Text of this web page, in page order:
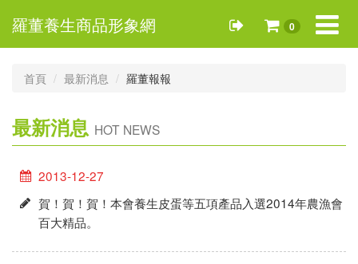
Toggle
羅董養生商品形象網 0
首頁 最新消息 羅董報報
最新消息 HOT NEWS
2013-12-27
賀！賀！賀！本會養生皮蛋等五項產品入選2014年農漁會
百大精品。